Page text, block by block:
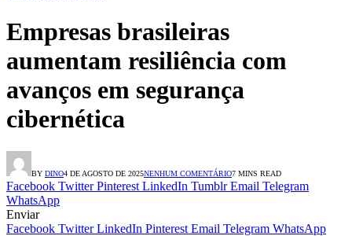
Empresas brasileiras
aumentam resiliência com
avanços em segurança
cibernética
BY DINO4 DE AGOSTO DE 2025NENHUM COMENTÁRIO7 MINS READ
Facebook Twitter Pinterest LinkedIn Tumblr Email Telegram
WhatsApp
Enviar
Facebook Twitter LinkedIn Pinterest Email Telegram WhatsApp